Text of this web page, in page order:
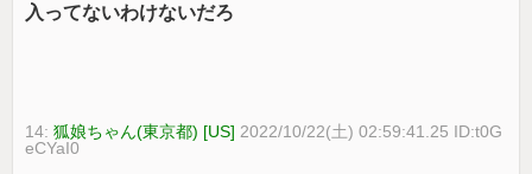
入ってないわけないだろ
14:狐娘ちゃん(東京都) [US] 2022/10/22(土) 02:59:41.25 ID:t0G
eCYaI0